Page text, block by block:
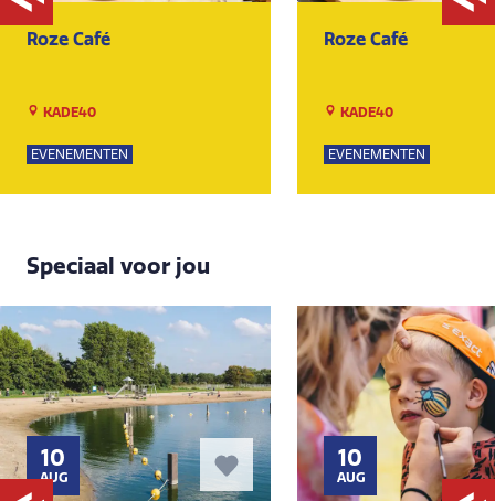
Roze Café
KADE40
EVENEMENTEN
Roze Café
KADE40
EVENEMENTEN
Speciaal voor jou
10
AUG
10
AUG